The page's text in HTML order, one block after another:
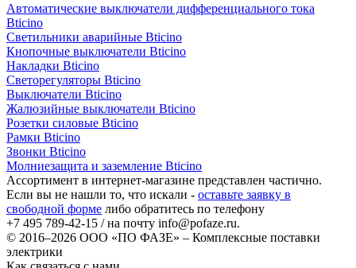
Автоматические выключатели дифференциального тока
Bticino
Светильники аварийные Bticino
Кнопочные выключатели Bticino
Накладки Bticino
Светорегуляторы Bticino
Выключатели Bticino
Жалюзийные выключатели Bticino
Розетки силовые Bticino
Рамки Bticino
Звонки Bticino
Молниезащита и заземление Bticino
Ассортимент в интернет-магазине представлен частично.
Если вы не нашли то, что искали - оставьте заявку в
свободной форме либо обратитесь по телефону
+7 495 789-42-15 / на почту info@pofaze.ru.
© 2016–2026 ООО «ПО ФАЗЕ» – Комплексные поставки
электрики